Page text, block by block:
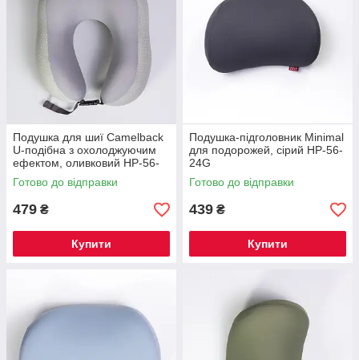
Подушка для шиї Camelback
U-подібна з охолоджуючим
ефектом, оливковий HP-56-
19OL
Готово до відправки
479 ₴
Купити
Подушка-підголовник Minimal
для подорожей, сірий HP-56-
24G
Готово до відправки
439 ₴
Купити